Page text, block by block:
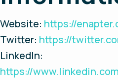
Website: https://
Twitter: https://
LinkedIn:
https://